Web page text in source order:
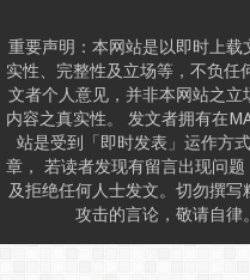
重要声明：本网站是以即时上
实性、完整性及立场等，不负任
文者个人意见，并非本网站之
内容之真实性。 发文者拥有在
站是受到「即时发表」运作方
章， 若读者发现有留言出现问
及拒绝任何人士发文。切勿撰
攻击的言论，敬请自律